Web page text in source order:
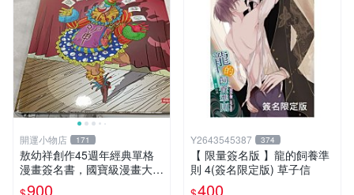
開運小物店 171
敖幼祥創作45週年經典單格
漫畫簽名書，國寶級漫畫大師
創作45週年且有大師 親筆簽
900
Y2643545387 374
【 限量簽名版 】龍的飼養準
則 4(簽名限定版) 草子信
400